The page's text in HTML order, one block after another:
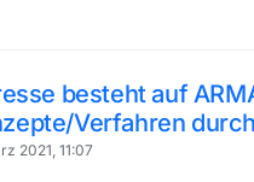
besteht auf
Verfahren
2021, 11:07